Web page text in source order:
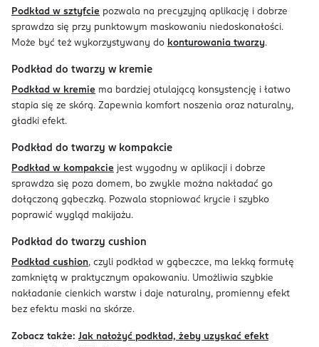
Podkład w sztyfcie pozwala na precyzyjną aplikację i dobrze
sprawdza się przy punktowym maskowaniu niedoskonałości.
Może być też wykorzystywany do konturowania twarzy.
Podkład do twarzy w kremie
Podkład w kremie ma bardziej otulającą konsystencję i łatwo
stapia się ze skórą. Zapewnia komfort noszenia oraz naturalny,
gładki efekt.
Podkład do twarzy w kompakcie
Podkład w kompakcie jest wygodny w aplikacji i dobrze
sprawdza się poza domem, bo zwykle można nakładać go
dołączoną gąbeczką. Pozwala stopniować krycie i szybko
poprawić wygląd makijażu.
Podkład do twarzy cushion
Podkład cushion, czyli podkład w gąbeczce, ma lekką formułę
zamkniętą w praktycznym opakowaniu. Umożliwia szybkie
nakładanie cienkich warstw i daje naturalny, promienny efekt
bez efektu maski na skórze.
Zobacz także: Jak nałożyć podkład, żeby uzyskać efekt